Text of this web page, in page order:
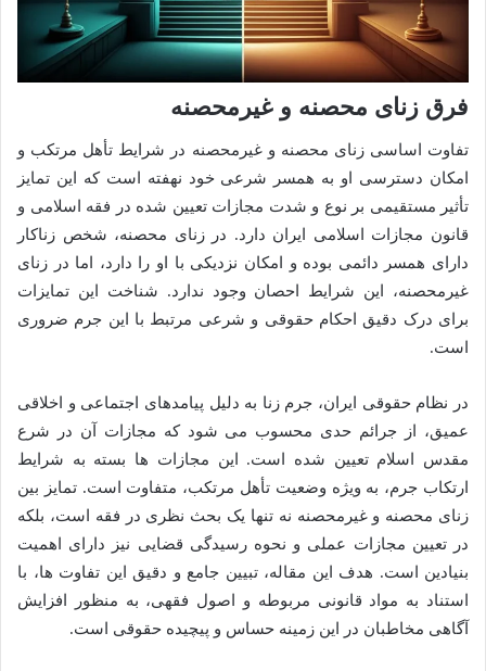
فرق زنای محصنه و غیرمحصنه
تفاوت اساسی زنای محصنه و غیرمحصنه در شرایط تأهل مرتکب و
امکان دسترسی او به همسر شرعی خود نهفته است که این تمایز
تأثیر مستقیمی بر نوع و شدت مجازات تعیین شده در فقه اسلامی و
قانون مجازات اسلامی ایران دارد. در زنای محصنه، شخص زناکار
دارای همسر دائمی بوده و امکان نزدیکی با او را دارد، اما در زنای
غیرمحصنه، این شرایط احصان وجود ندارد. شناخت این تمایزات
برای درک دقیق احکام حقوقی و شرعی مرتبط با این جرم ضروری
است.
در نظام حقوقی ایران، جرم زنا به دلیل پیامدهای اجتماعی و اخلاقی
عمیق، از جرائم حدی محسوب می شود که مجازات آن در شرع
مقدس اسلام تعیین شده است. این مجازات ها بسته به شرایط
ارتکاب جرم، به ویژه وضعیت تأهل مرتکب، متفاوت است. تمایز بین
زنای محصنه و غیرمحصنه نه تنها یک بحث نظری در فقه است، بلکه
در تعیین مجازات عملی و نحوه رسیدگی قضایی نیز دارای اهمیت
بنیادین است. هدف این مقاله، تبیین جامع و دقیق این تفاوت ها، با
استناد به مواد قانونی مربوطه و اصول فقهی، به منظور افزایش
آگاهی مخاطبان در این زمینه حساس و پیچیده حقوقی است.